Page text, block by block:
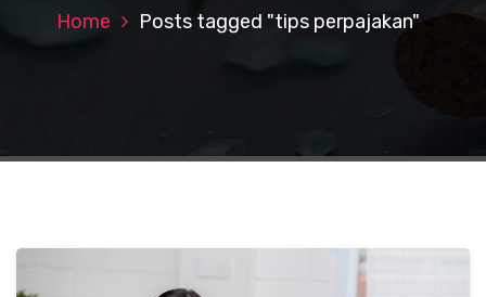
Home Posts tagged "tips perpajakan"